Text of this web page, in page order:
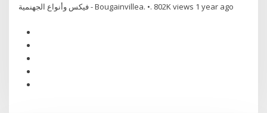
فيكس وأنواع الجهنمية - Bougainvillea. •. 802K views 1 year ago